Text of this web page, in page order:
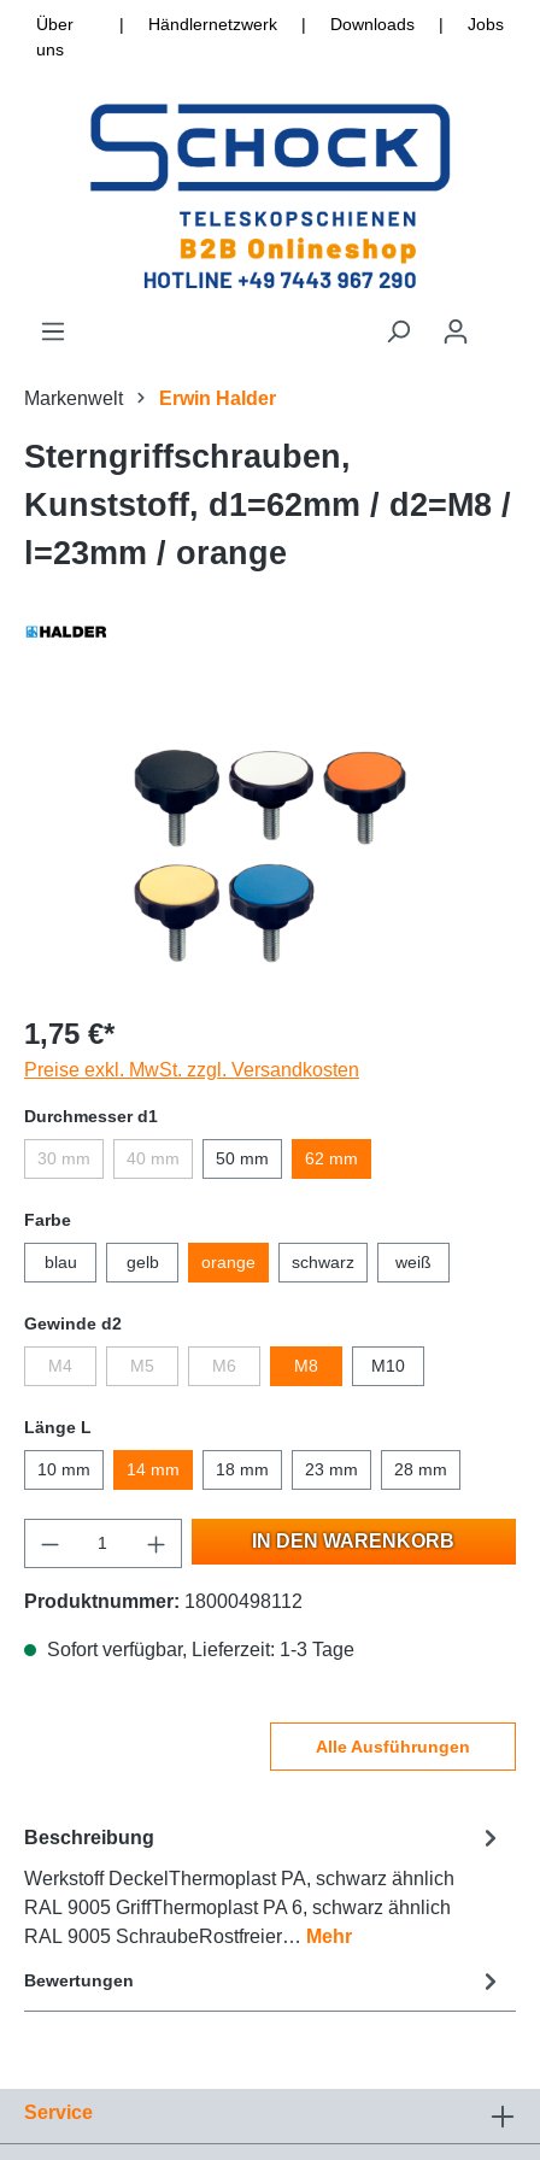
Über
uns
| Händlernetzwerk | Downloads | Jobs
Markenwelt Erwin Halder
Sterngriffschrauben,
Kunststoff, d1=62mm / d2=M8 /
l=23mm / orange
1,75 €*
Preise exkl. MwSt. zzgl. Versandkosten
Durchmesser d1
30 mm 40 mm 50 mm 62 mm
Farbe
blau gelb orange schwarz weiß
Gewinde d2
M4 M5 M6 M8 M10
Länge L
10 mm 14 mm 18 mm 23 mm 28 mm
IN DEN WARENKORB
Produktnummer: 18000498112
Sofort verfügbar, Lieferzeit: 1-3 Tage
Alle Ausführungen
Beschreibung
Werkstoff DeckelThermoplast PA, schwarz ähnlich
RAL 9005 GriffThermoplast PA 6, schwarz ähnlich
RAL 9005 SchraubeRostfreier… Mehr
Bewertungen
Service